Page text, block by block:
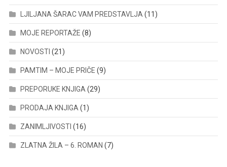
LJILJANA ŠARAC VAM PREDSTAVLJA (11)
MOJE REPORTAŽE (8)
NOVOSTI (21)
PAMTIM – MOJE PRIČE (9)
PREPORUKE KNJIGA (29)
PRODAJA KNJIGA (1)
ZANIMLJIVOSTI (16)
ZLATNA ŽILA – 6. ROMAN (7)